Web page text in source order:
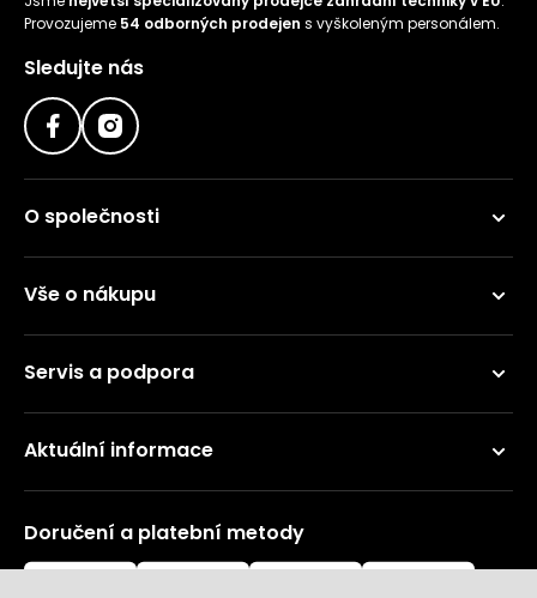
Provozujeme 54 odborných prodejen s vyškoleným personálem.
Sledujte nás
O společnosti
Vše o nákupu
Servis a podpora
Aktuální informace
Doručení a platební metody